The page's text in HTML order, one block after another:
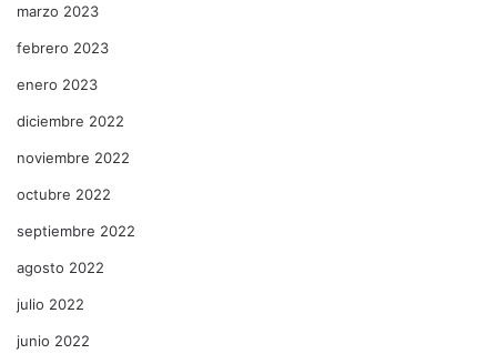
marzo 2023
febrero 2023
enero 2023
diciembre 2022
noviembre 2022
octubre 2022
septiembre 2022
agosto 2022
julio 2022
junio 2022